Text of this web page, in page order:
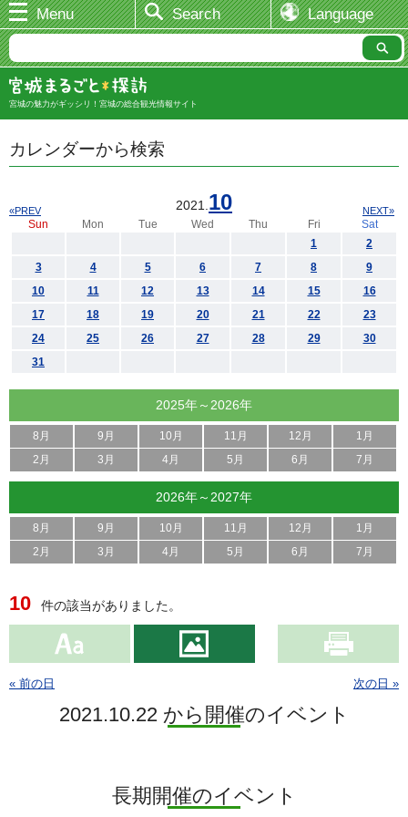
Menu Search Language
宮城の魅力がギッシリ！宮城の総合観光情報サイト
カレンダーから検索
2021. 10
«PREV NEXT»
Sun Mon Tue Wed Thu Fri
Sat
1
2
3
4 5 6 7 8
9
10
11 12 13 14 15
16
17
18 19 20 21 22
23
24
25 26 27 28 29
30
31
2025年～2026年
8月 9月 10月 11月 12月
1月
2月
3月 4月 5月 6月 7月
2026年～2027年
8月 9月 10月 11月 12月
1月
2月
3月 4月 5月 6月 7月
10 件の該当がありました。
« 前の日 次の日 »
2021.10.22 から開催のイベント
長期開催のイベント